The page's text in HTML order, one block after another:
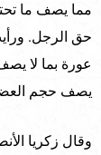
مما يصف ما
حق الرجل.
عورة بما لا
يصف حجم العضو
وقال زكريا